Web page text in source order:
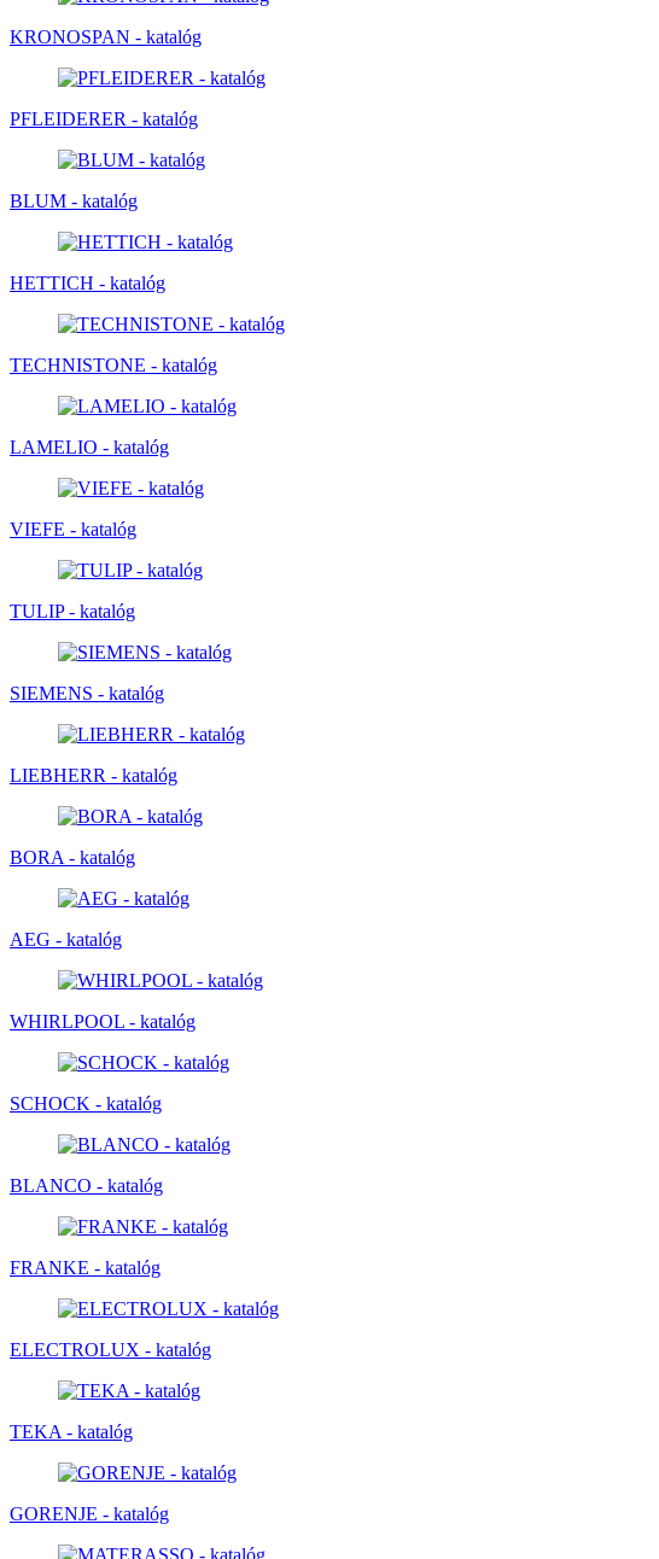
KRONOSPAN - katalóg
PFLEIDERER - katalóg
BLUM - katalóg
HETTICH - katalóg
TECHNISTONE - katalóg
LAMELIO - katalóg
VIEFE - katalóg
TULIP - katalóg
SIEMENS - katalóg
LIEBHERR - katalóg
BORA - katalóg
AEG - katalóg
WHIRLPOOL - katalóg
SCHOCK - katalóg
BLANCO - katalóg
FRANKE - katalóg
ELECTROLUX - katalóg
TEKA - katalóg
GORENJE - katalóg